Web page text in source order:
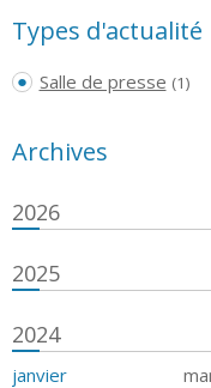
Types d'actualité
Salle de presse (1)
Archives
2026
2025
2024
janvier